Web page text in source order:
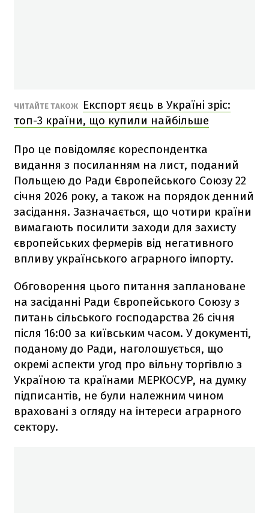
ЧИТАЙТЕ ТАКОЖ
Експорт яєць в Україні зріс:
топ-3 країни, що купили найбільше
Про це повідомляє кореспондентка
видання з посиланням на лист, поданий
Польщею до Ради Європейського Союзу 22
січня 2026 року, а також на порядок денний
засідання. Зазначається, що чотири країни
вимагають посилити заходи для захисту
європейських фермерів від негативного
впливу українського аграрного імпорту.
Обговорення цього питання заплановане
на засіданні Ради Європейського Союзу з
питань сільського господарства 26 січня
після 16:00 за київським часом. У документі,
поданому до Ради, наголошується, що
окремі аспекти угод про вільну торгівлю з
Україною та країнами МЕРКОСУР, на думку
підписантів, не були належним чином
враховані з огляду на інтереси аграрного
сектору.